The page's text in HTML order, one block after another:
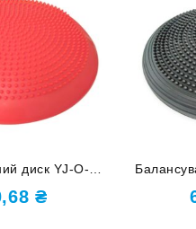
диск YJ-O-G-
₴